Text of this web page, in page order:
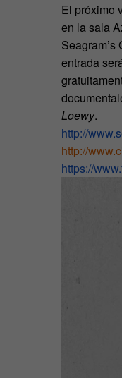
El próximo
en la sala
entrada
Loewy.
http://
http://
https://